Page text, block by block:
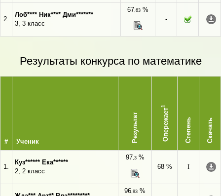
2.
Лоб**** Ник**** Дми*******
3, 3 класс
67,63 %
-
Результаты конкурса по математике
# Ученик Результат Опережает
1
Степень Скачать
1.
Куз****** Ека******
2, 2 класс
97,3%
68 %
I
96,83 %